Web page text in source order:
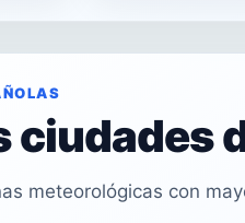
ciudades
meteorológicas con